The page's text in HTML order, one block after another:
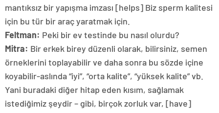
mantıksız bir yapışma imzası [helps] Biz sperm kalitesi
için bu tür bir araç yaratmak için.
Feltman: Peki bir ev testinde bu nasıl olurdu?
Mitra: Bir erkek birey düzenli olarak, bilirsiniz, semen
örneklerini toplayabilir ve daha sonra bu sözde içine
koyabilir-aslında “iyi”, “orta kalite”, “yüksek kalite” vb.
Yani buradaki diğer hitap eden kısım, sağlamak
istediğimiz şeydir – gibi, birçok zorluk var, [have]